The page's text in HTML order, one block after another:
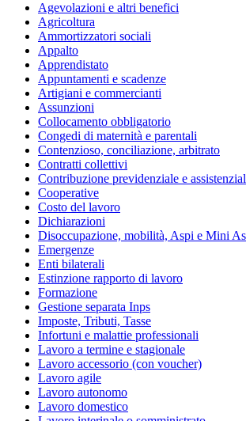
Agevolazioni e altri benefici
Agricoltura
Ammortizzatori sociali
Appalto
Apprendistato
Appuntamenti e scadenze
Artigiani e commercianti
Assunzioni
Collocamento obbligatorio
Congedi di maternità e parentali
Contenzioso, conciliazione, arbitrato
Contratti collettivi
Contribuzione previdenziale e
Cooperative
Costo del lavoro
Dichiarazioni
Disoccupazione, mobilità, Aspi e Mini
Emergenze
Enti bilaterali
Estinzione rapporto di lavoro
Formazione
Gestione separata Inps
Imposte, Tributi, Tasse
Infortuni e malattie professionali
Lavoro a termine e stagionale
Lavoro accessorio (con voucher)
Lavoro agile
Lavoro autonomo
Lavoro domestico